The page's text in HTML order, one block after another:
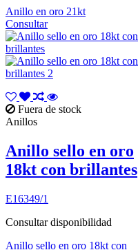
Anillo en oro 21kt
Consultar
Fuera de stock
Anillos
Anillo sello en oro
18kt con brillantes
E16349/1
Consultar disponibilidad
Anillo sello en oro 18kt con